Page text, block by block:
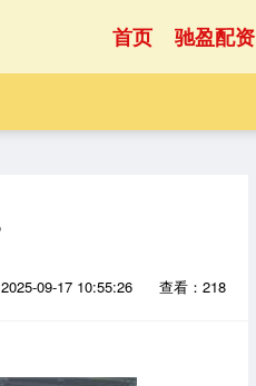
首页 驰盈配资
09-17 10:55:26 查看：218